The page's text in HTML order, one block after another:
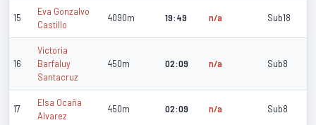
15
Eva Gonzalvo
Castillo
4090m 19:49 n/a Sub18
16
Victoria
Barfaluy
Santacruz
450m 02:09 n/a Sub8
17
Elsa Ocaña
Alvarez
450m 02:09 n/a Sub8